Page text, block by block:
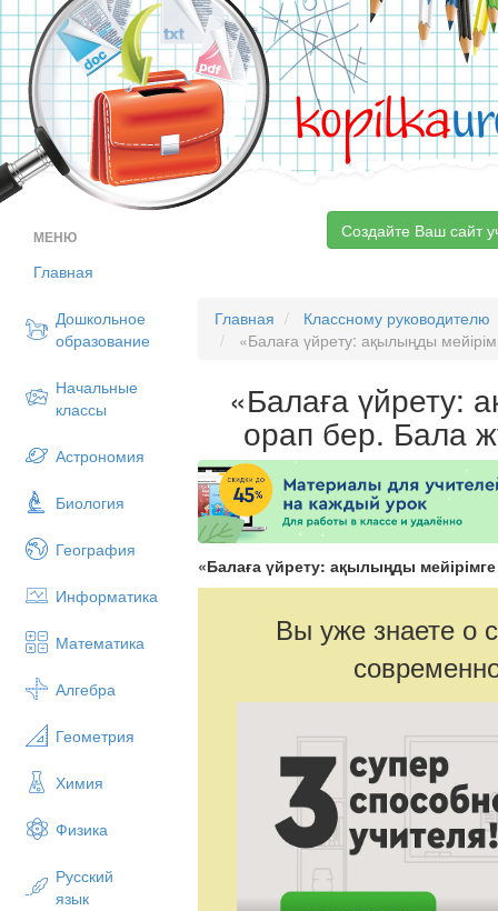
kopilka
МЕНЮ
Главная
Дошкольное
образование
Начальные
классы
Астрономия
Биология
География
Информатика
Математика
Алгебра
Геометрия
Химия
Физика
Русский
язык
Создайте Ваш сайт
Главная
Классному руководителю
«Балаға үйрету: ақылыңды
«Балаға үйрету:
орап бер. Бала
«Балаға үйрету: ақылыңды
Вы уже знаете о